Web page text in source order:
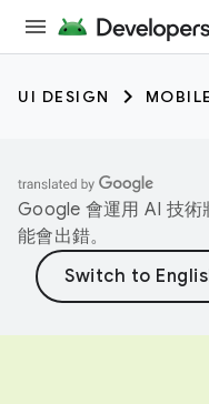
UI DESIGN MOBILE
Google 會運用 AI 技術
能會出錯。